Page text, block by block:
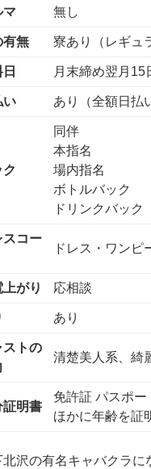
マ 無し
有無 寮あり（レギュ
月末締め翌月15
い あり（全額日払
同伴 小
本指名 小
場内指名
ボトルバック
ドリンクバッ
スコー
ドレス・ワンピ
がり 応相談
あり
ストの
清楚美人系、綺
証明書
免許証 パスポ
ほかに年齢を証
沢の有名キャバクラに